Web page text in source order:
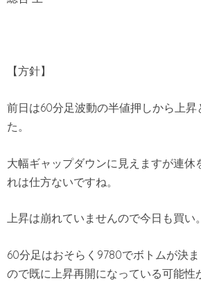
【方針】
前日は60分足波動の半値押しから上昇
た。
大幅ギャップダウンに見えますが連休
れは仕方ないですね。
上昇は崩れていませんので今日も買い。
60分足はおそらく9780でボトムが決
ので既に上昇再開になっている可能性